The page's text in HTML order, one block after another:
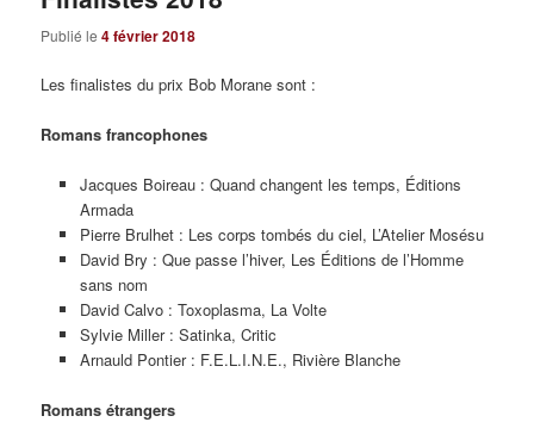
Publié le4 février 2018
Les finalistes du prix Bob Morane sont :
Romans francophones
Jacques Boireau : Quand changent les temps, Éditions
Armada
Pierre Brulhet : Les corps tombés du ciel, L’Atelier Mosésu
David Bry : Que passe l’hiver, Les Éditions de l’Homme
sans nom
David Calvo : Toxoplasma, La Volte
Sylvie Miller : Satinka, Critic
Arnauld Pontier : F.E.L.I.N.E., Rivière Blanche
Romans étrangers